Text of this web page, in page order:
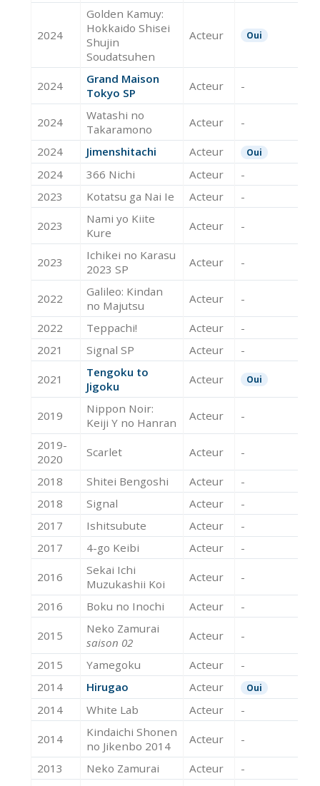
2024
Golden Kamuy:
Hokkaido Shisei
Shujin
Soudatsuhen
Acteur Oui
2024
Grand Maison
Tokyo SP
Acteur -
2024
Watashi no
Takaramono
Acteur -
2024 Jimenshitachi Acteur Oui
2024 366 Nichi Acteur
-
2023
Kotatsu ga Nai Ie Acteur -
2023
Nami yo Kiite
Kure
Acteur -
2023
Ichikei no Karasu
2023 SP
Acteur -
2022
Galileo: Kindan
no Majutsu
Acteur -
2022 Teppachi! Acteur
-
2021
Signal SP Acteur -
2021
Tengoku to
Jigoku
Acteur Oui
2019
Nippon Noir:
Keiji Y no Hanran
Acteur -
2019-
2020
Scarlet Acteur -
2018 Shitei Bengoshi Acteur
-
2018
Signal Acteur
-
2017
Ishitsubute Acteur
-
2017
4-go Keibi Acteur -
2016
Sekai Ichi
Muzukashii Koi
Acteur -
2016 Boku no Inochi Acteur -
2015
Neko Zamurai
saison 02
Acteur -
2015 Yamegoku Acteur
-
2014
Hirugao Acteur Oui
2014 White Lab Acteur -
2014
Kindaichi Shonen
no Jikenbo 2014
Acteur -
2013 Neko Zamurai Acteur
-